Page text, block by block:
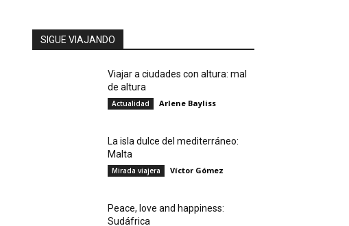
SIGUE VIAJANDO
Viajar a ciudades con altura: mal
de altura
Actualidad Arlene Bayliss
La isla dulce del mediterráneo:
Malta
Mirada viajera Víctor Gómez
Peace, love and happiness:
Sudáfrica